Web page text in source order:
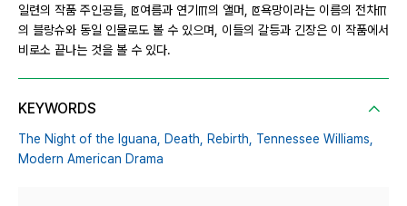
일련의 작품 주인공들, ꡔ여름과 연기ꡕ의 앨머, ꡔ욕망이라는 이름의 전차ꡕ
의 블랑슈와 동일 인물로도 볼 수 있으며, 이들의 갈등과 긴장은 이 작품에서
비로소 끝나는 것을 볼 수 있다.
KEYWORDS
The Night of the Iguana, Death, Rebirth, Tennessee Williams,
Modern American Drama